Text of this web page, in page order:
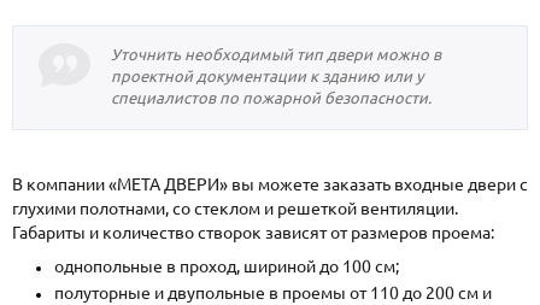
Уточнить необходимый тип двери можно в
проектной документации к зданию или у
специалистов по пожарной безопасности.
В компании «МЕТА ДВЕРИ» вы можете заказать входные двери с
глухими полотнами, со стеклом и решеткой вентиляции.
Габариты и количество створок зависят от размеров проема:
однопольные в проход, шириной до 100 см;
полуторные и двупольные в проемы от 110 до 200 см и